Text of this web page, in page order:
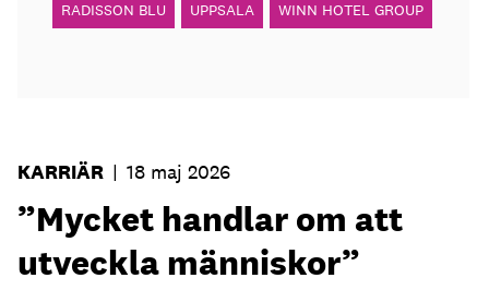
RADISSON BLU UPPSALA WINN HOTEL GROUP
KARRIÄR | 18 maj 2026
”Mycket handlar om att
utveckla människor”